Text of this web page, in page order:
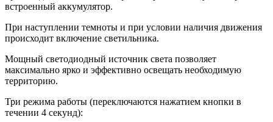
встроенный аккумулятор.
При наступлении темноты и при условии наличия движения
происходит включение светильника.
Мощный светодиодный источник света позволяет
максимально ярко и эффективно освещать необходимую
территорию.
Три режима работы (переключаются нажатием кнопки в
течении 4 секунд):